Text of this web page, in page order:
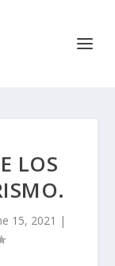
LOS
15, 2021 |